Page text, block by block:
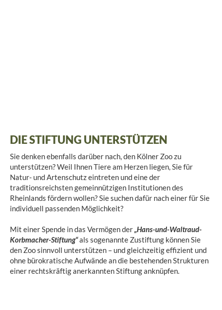
DIE STIFTUNG UNTERSTÜTZEN
Sie denken ebenfalls darüber nach, den Kölner Zoo zu
unterstützen? Weil Ihnen Tiere am Herzen liegen, Sie für
Natur- und Artenschutz eintreten und eine der
traditionsreichsten gemeinnützigen Institutionen des
Rheinlands fördern wollen? Sie suchen dafür nach einer für Sie
individuell passenden Möglichkeit?
Mit einer Spende in das Vermögen der„Hans-und-Waltraud-
Korbmacher-Stiftung“als sogenannte Zustiftung können Sie
den Zoo sinnvoll unterstützen – und gleichzeitig effizient und
ohne bürokratische Aufwände an die bestehenden Strukturen
einer rechtskräftig anerkannten Stiftung anknüpfen.